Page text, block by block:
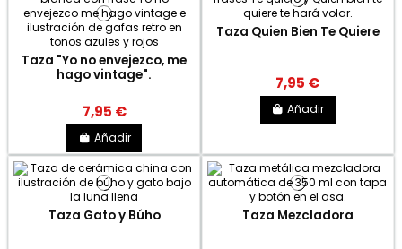
Taza "Yo no envejezco, me
hago vintage".
7,95 €
Añadir
Taza Quien Bien Te Quiere
7,95 €
Añadir
Taza Gato y Búho Taza Mezcladora